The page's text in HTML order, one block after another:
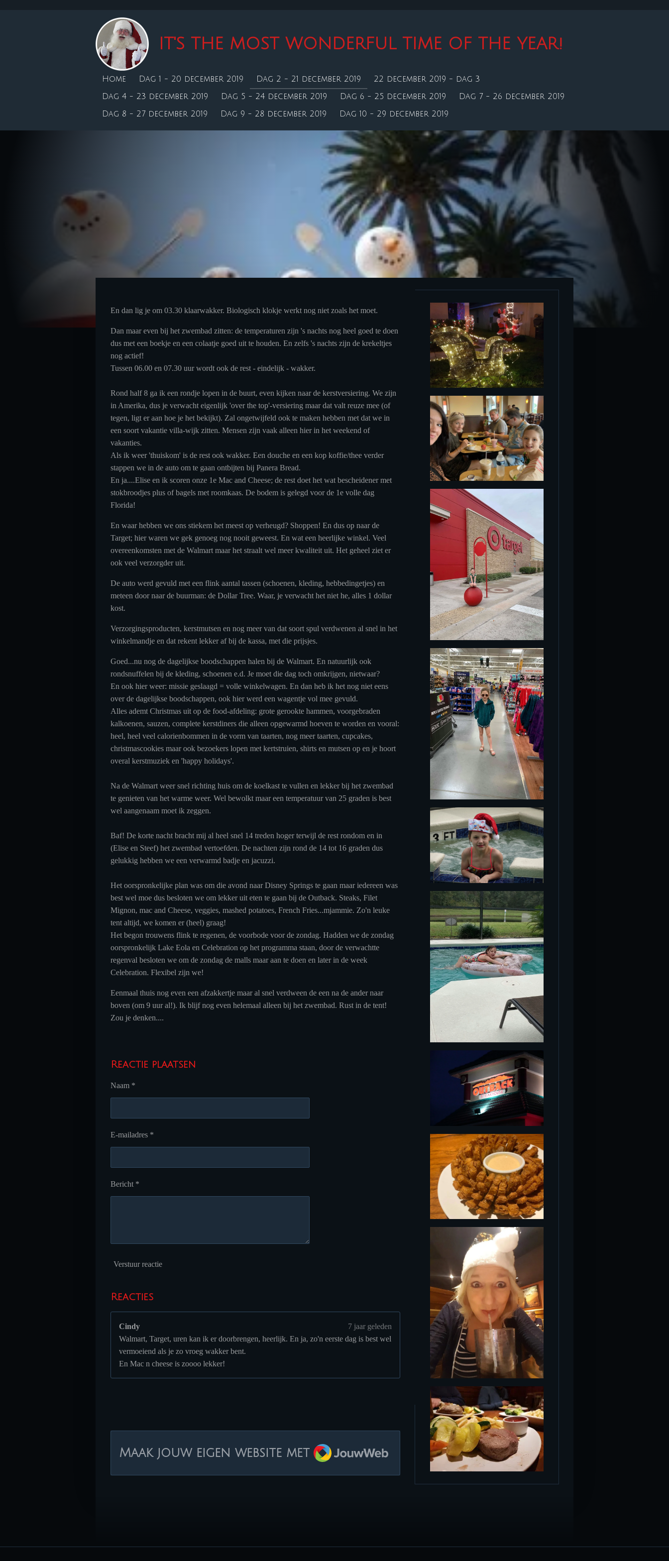
IT'S THE MOST WONDERFUL TIME OF THE YEAR!
Home Dag 1 - 20 december 2019 Dag 2 - 21 december 2019
22 december 2019 - dag 3
Dag 4 - 23 december 2019
Dag 5 - 24 december 2019 Dag 6 - 25 december 2019
Dag 7 - 26 december 2019
Dag 8 - 27 december 2019
Dag 9 - 28 december 2019 Dag 10 - 29 december 2019
En dan lig je om 03.30 klaarwakker. Biologisch klokje werkt nog niet zoals het moet.
Dan maar even bij het zwembad zitten: de temperaturen zijn 's nachts nog heel goed te doen
dus met een boekje en een colaatje goed uit te houden. En zelfs 's nachts zijn de krekeltjes
nog actief!
Tussen 06.00 en 07.30 uur wordt ook de rest - eindelijk - wakker.
Rond half 8 ga ik een rondje lopen in de buurt, even kijken naar de kerstversiering. We zijn
in Amerika, dus je verwacht eigenlijk 'over the top'-versiering maar dat valt reuze mee (of
tegen, ligt er aan hoe je het bekijkt). Zal ongetwijfeld ook te maken hebben met dat we in
een soort vakantie villa-wijk zitten. Mensen zijn vaak alleen hier in het weekend of
vakanties.
Als ik weer 'thuiskom' is de rest ook wakker. Een douche en een kop koffie/thee verder
stappen we in de auto om te gaan ontbijten bij Panera Bread.
En ja....Elise en ik scoren onze 1e Mac and Cheese; de rest doet het wat bescheidener met
stokbroodjes plus of bagels met roomkaas. De bodem is gelegd voor de 1e volle dag
Florida!
En waar hebben we ons stiekem het meest op verheugd? Shoppen! En dus op naar de
Target; hier waren we gek genoeg nog nooit geweest. En wat een heerlijke winkel. Veel
overeenkomsten met de Walmart maar het straalt wel meer kwaliteit uit. Het geheel ziet er
ook veel verzorgder uit.
De auto werd gevuld met een flink aantal tassen (schoenen, kleding, hebbedingetjes) en
meteen door naar de buurman: de Dollar Tree. Waar, je verwacht het niet he, alles 1 dollar
kost.
Verzorgingsproducten, kerstmutsen en nog meer van dat soort spul verdwenen al snel in het
winkelmandje en dat rekent lekker af bij de kassa, met die prijsjes.
Goed...nu nog de dagelijkse boodschappen halen bij de Walmart. En natuurlijk ook
rondsnuffelen bij de kleding, schoenen e.d. Je moet die dag toch omkrijgen, nietwaar?
En ook hier weer: missie geslaagd = volle winkelwagen. En dan heb ik het nog niet eens
over de dagelijkse boodschappen, ook hier werd een wagentje vol mee gevuld.
Alles ademt Christmas uit op de food-afdeling: grote gerookte hammen, voorgebraden
kalkoenen, sauzen, complete kerstdiners die alleen opgewarmd hoeven te worden en vooral:
heel, heel veel calorienbommen in de vorm van taarten, nog meer taarten, cupcakes,
christmascookies maar ook bezoekers lopen met kertstruien, shirts en mutsen op en je hoort
overal kerstmuziek en 'happy holidays'.
Na de Walmart weer snel richting huis om de koelkast te vullen en lekker bij het zwembad
te genieten van het warme weer. Wel bewolkt maar een temperatuur van 25 graden is best
wel aangenaam moet ik zeggen.
Baf! De korte nacht bracht mij al heel snel 14 treden hoger terwijl de rest rondom en in
(Elise en Steef) het zwembad vertoefden. De nachten zijn rond de 14 tot 16 graden dus
gelukkig hebben we een verwarmd badje en jacuzzi.
Het oorspronkelijke plan was om die avond naar Disney Springs te gaan maar iedereen was
best wel moe dus besloten we om lekker uit eten te gaan bij de Outback. Steaks, Filet
Mignon, mac and Cheese, veggies, mashed potatoes, French Fries...mjammie. Zo'n leuke
tent altijd, we komen er (heel) graag!
Het begon trouwens flink te regenen, de voorbode voor de zondag. Hadden we de zondag
oorspronkelijk Lake Eola en Celebration op het programma staan, door de verwachtte
regenval besloten we om de zondag de malls maar aan te doen en later in de week
Celebration. Flexibel zijn we!
Eenmaal thuis nog even een afzakkertje maar al snel verdween de een na de ander naar
boven (om 9 uur al!). Ik blijf nog even helemaal alleen bij het zwembad. Rust in de tent!
Zou je denken....
Reactie plaatsen
Naam *
E-mailadres *
Bericht *
Verstuur reactie
Reacties
Cindy
7 jaar geleden
Walmart, Target, uren kan ik er doorbrengen, heerlijk. En ja, zo'n eerste dag is best wel
vermoeiend als je zo vroeg wakker bent.
En Mac n cheese is zoooo lekker!
Maak jouw eigen website met JouwWeb